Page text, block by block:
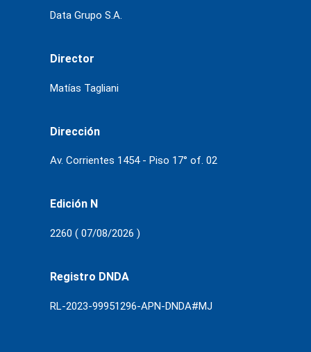
Data Grupo S.A.
Director
Matías Tagliani
Dirección
Av. Corrientes 1454 - Piso 17° of. 02
Edición N
2260 ( 07/08/2026 )
Registro DNDA
RL-2023-99951296-APN-DNDA#MJ